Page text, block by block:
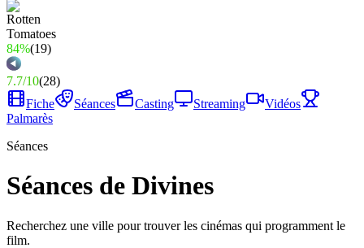
84%(19)
7.7/10(28)
Fiche
Séances Casting Streaming
Vidéos
Palmarès
Séances
Séances de Divines
Recherchez une ville pour trouver les cinémas qui programment le
film.